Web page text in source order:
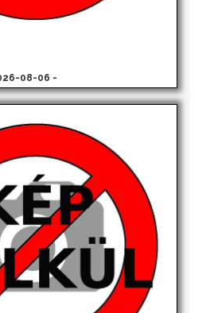
08-06 -